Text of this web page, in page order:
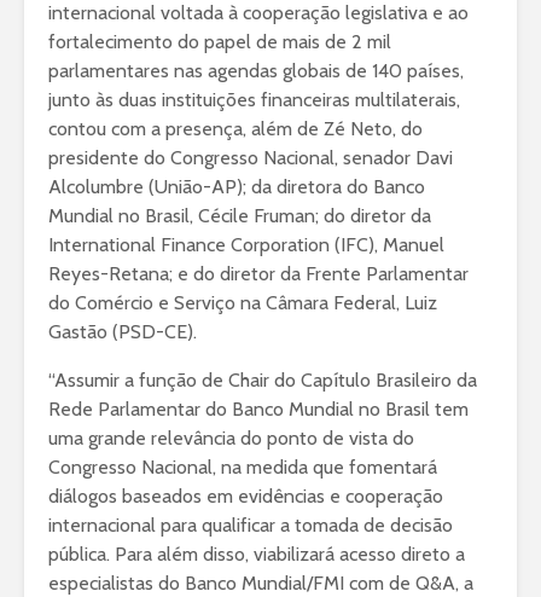
internacional voltada à cooperação legislativa e ao
fortalecimento do papel de mais de 2 mil
parlamentares nas agendas globais de 140 países,
junto às duas instituições financeiras multilaterais,
contou com a presença, além de Zé Neto, do
presidente do Congresso Nacional, senador Davi
Alcolumbre (União-AP); da diretora do Banco
Mundial no Brasil, Cécile Fruman; do diretor da
International Finance Corporation (IFC), Manuel
Reyes-Retana; e do diretor da Frente Parlamentar
do Comércio e Serviço na Câmara Federal, Luiz
Gastão (PSD-CE).
“Assumir a função de Chair do Capítulo Brasileiro da
Rede Parlamentar do Banco Mundial no Brasil tem
uma grande relevância do ponto de vista do
Congresso Nacional, na medida que fomentará
diálogos baseados em evidências e cooperação
internacional para qualificar a tomada de decisão
pública. Para além disso, viabilizará acesso direto a
especialistas do Banco Mundial/FMI com de Q&A, a